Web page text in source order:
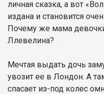
личная сказка, а вот
издана и становится
Почему же мама
Ллевелина?
Мечтая выдать дочь
увозит ее в Лондон. А
спасает из-под колес